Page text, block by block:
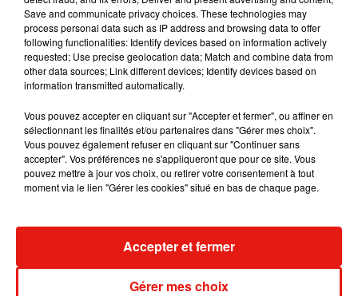
Madonna sort enfin le remix de « Love
Sensation » avec Kylie Minogue
7 août 2026
Tayc et Didi B dévoilent le single le plus
dansant de l’année
7 août 2026
Save and communicate privacy choices. These technologies may
process personal data such as IP address and browsing data to offer
following functionalities: Identify devices based on information actively
requested; Use precise geolocation data; Match and combine data from
other data sources; Link different devices; Identify devices based on
information transmitted automatically.
Vous pouvez accepter en cliquant sur "Accepter et fermer", ou affiner en
sélectionnant les finalités et/ou partenaires dans "Gérer mes choix".
Vous pouvez également refuser en cliquant sur "Continuer sans
accepter". Vos préférences ne s'appliqueront que pour ce site. Vous
pouvez mettre à jour vos choix, ou retirer votre consentement à tout
moment via le lien "Gérer les cookies" situé en bas de chaque page.
Gérer mes choix
Accepter et fermer